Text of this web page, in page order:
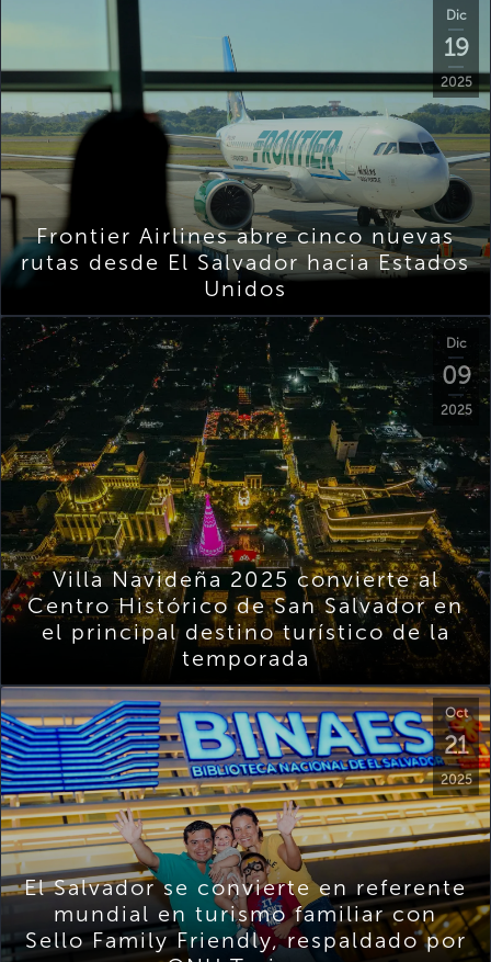
Dic
19
2025
Frontier Airlines abre cinco nuevas
rutas desde El Salvador hacia Estados
Unidos
Dic
09
2025
Villa Navideña 2025 convierte al
Centro Histórico de San Salvador en
el principal destino turístico de la
temporada
Oct
21
2025
El Salvador se convierte en referente
mundial en turismo familiar con
Sello Family Friendly, respaldado por